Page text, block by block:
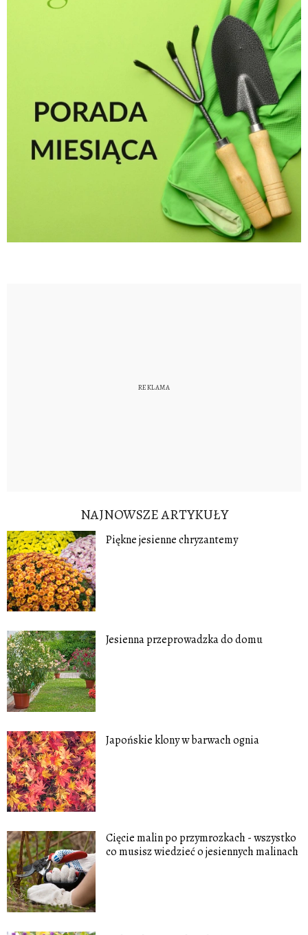
NAJNOWSZE ARTYKUŁY
Piękne jesienne chryzantemy
Jesienna przeprowadzka do domu
Japońskie klony w barwach ognia
Cięcie malin po przymrozkach - wszystko
co musisz wiedzieć o jesiennych malinach